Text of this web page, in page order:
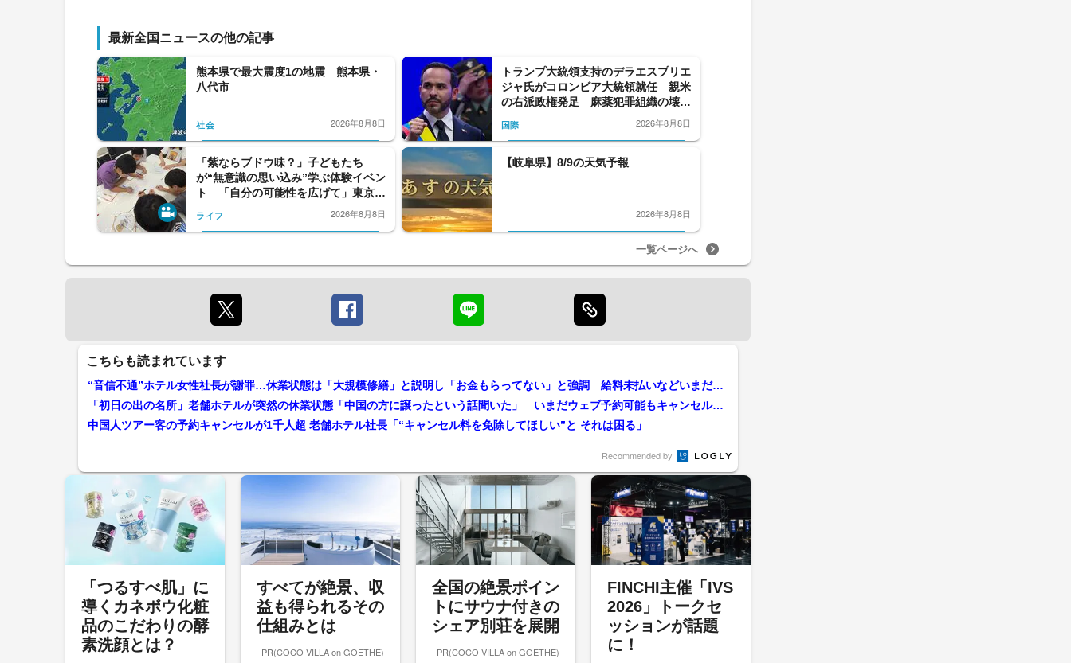
最新全国ニュースの他の記事
熊本県で最大震度1の地震 熊本県・
八代市
社会 2026年8月8日
トランプ大統領支持のデラエスプリエ
ジャ氏がコロンビア大統領就任 親米
の右派政権発足 麻薬犯罪組織の壊滅
宣言 アメリカは1600億円支援へ
国際 2026年8月8日
「紫ならブドウ味？」子どもたち
が“無意識の思い込み”学ぶ体験イベン
ト 「自分の可能性を広げて」東京で
ライフ 2026年8月8日
【岐阜県】8/9の天気予報
2026年8月8日
一覧ページへ
こちらも読まれています
“音信不通”ホテル女性社長が謝罪…休業状態は「大規模修繕」と説明し「お金もらってない」と強調 給料未払いなどいまだ多くの課題 千葉・銚子市
「初日の出の名所」老舗ホテルが突然の休業状態「中国の方に譲ったという話聞いた」 いまだウェブ予約可能もキャンセルできず 千葉・銚子市
中国人ツアー客の予約キャンセルが1千人超 老舗ホテル社長「“キャンセル料を免除してほしい”と それは困る」
Recommended by
「つるすべ肌」に
導くカネボウ化粧
品のこだわりの酵
素洗顔とは？
すべてが絶景、収
益も得られるその
仕組みとは
PR(COCO VILLA on GOETHE)
全国の絶景ポイン
トにサウナ付きの
シェア別荘を展開
PR(COCO VILLA on GOETHE)
FINCHI主催「IVS
2026」トークセ
ッションが話題
に！